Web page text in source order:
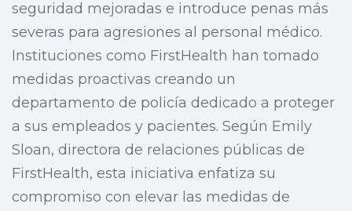
seguridad mejoradas e introduce penas más
severas para agresiones al personal médico.
Instituciones como FirstHealth han tomado
medidas proactivas creando un
departamento de policía dedicado a proteger
a sus empleados y pacientes. Según Emily
Sloan, directora de relaciones públicas de
FirstHealth, esta iniciativa enfatiza su
compromiso con elevar las medidas de